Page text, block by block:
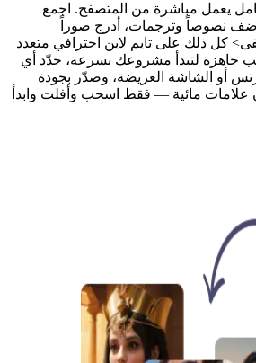
يعمل مباشرة من المتصفح. اجمع
نصوصاً وترجمات، أدرج صوراً
كل ذلك على تايم لاين احترافي متعدد
جاهزة لتبدأ مشروعك بسرعة، حدّد أي
أو الشاشة العريضة، وصدّر بجودة
علامات مائية — فقط اسحب وأفلت وابدأ